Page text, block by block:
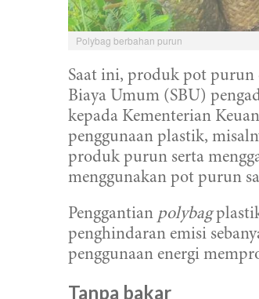
Polybag berbahan purun
Saat ini, produk pot purun
Biaya Umum (SBU)
kepada Kementerian
penggunaan plastik,
produk purun serta
menggunakan pot purun
Penggantian polybag
penghindaran emisi
penggunaan energi
Tanpa bakar